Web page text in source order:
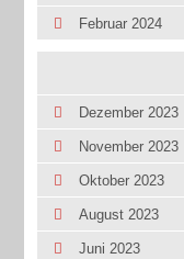
Februar 2024
Dezember 2023
November 2023
Oktober 2023
August 2023
Juni 2023